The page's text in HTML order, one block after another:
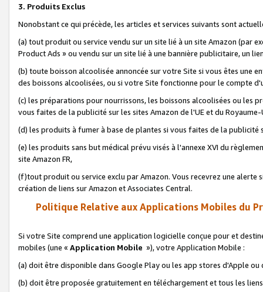
3. Produits Exclus
Nonobstant ce qui précède, les articles et services suivants sont
(a) tout produit ou service vendu sur un site lié à un site Amazon (par
Product Ads » ou vendu sur un site lié à une bannière publicitaire, un
(b) toute boisson alcoolisée annoncée sur votre Site si vous êtes une
des boissons alcoolisées, ou si votre Site fonctionne pour le compte
(c) les préparations pour nourrissons, les boissons alcoolisées ou les
vous faites de la publicité sur les sites Amazon de l'UE et du Royaume-
(d) les produits à fumer à base de plantes si vous faites de la publicité
(e) les produits sans but médical prévu visés à l'annexe XVI du
site Amazon FR,
(f)tout produit ou service exclu par Amazon. Vous recevrez une alerte
création de liens sur Amazon et Associates Central.
Politique Relative aux Applications Mobiles du
Si votre Site comprend une application logicielle conçue pour et
mobiles (une « Application Mobile »), votre Application Mobile :
(a) doit être disponible dans Google Play ou les app stores d'Apple ou
(b) doit être proposée gratuitement en téléchargement et tous les